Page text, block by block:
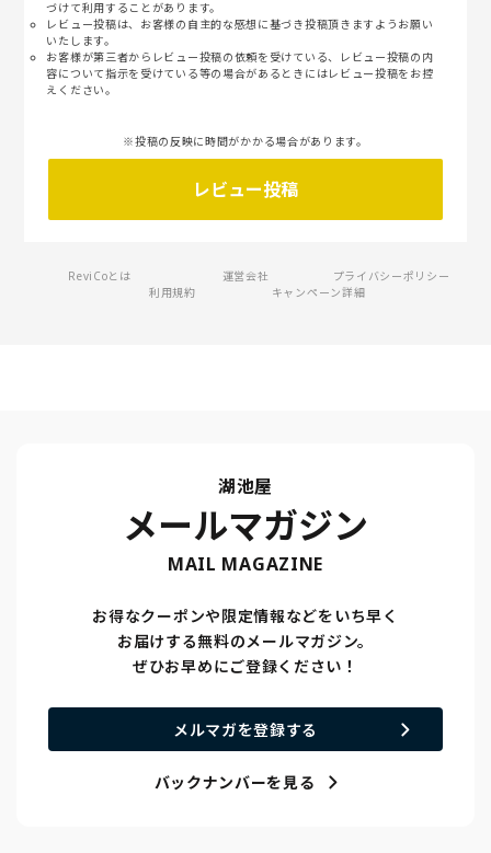
づけて利用することがあります。
レビュー投稿は、お客様の自主的な感想に基づき投稿頂きますようお願い
いたします。
お客様が第三者からレビュー投稿の依頼を受けている、レビュー投稿の内
容について指示を受けている等の場合があるときにはレビュー投稿をお控
えください。
※投稿の反映に時間がかかる場合があります。
レビュー投稿
ReviCoとは 運営会社
プライバシーポリシー
利用規約
キャンペーン詳細
湖池屋
メールマガジン
MAIL MAGAZINE
お得なクーポンや限定情報などをいち早く
お届けする無料のメールマガジン。
ぜひお早めにご登録ください！
メルマガを登録する
バックナンバーを見る